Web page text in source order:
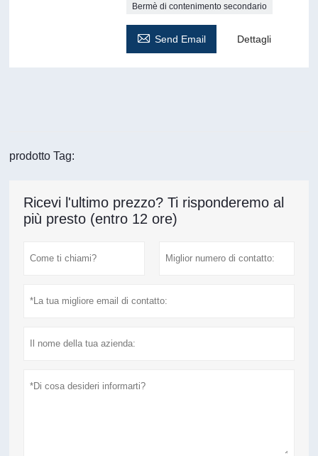
Bermè di contenimento secondario
 Send Email Dettagli
prodotto Tag:
Ricevi l'ultimo prezzo? Ti risponderemo al
più presto (entro 12 ore)